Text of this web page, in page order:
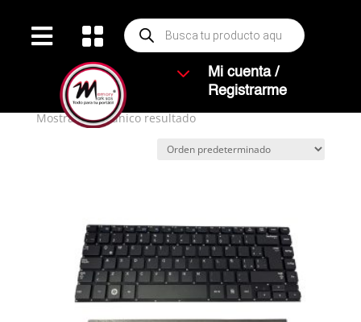
  Búsqueda
de
productos
3
Mi cuenta /
Registrarme
/ Productos etiquetados “NP530U4”
NP530U4
Mostrando el único resultado